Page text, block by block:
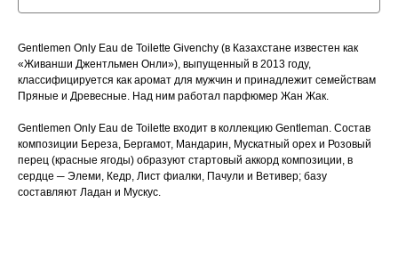
Gentlemen Only Eau de Toilette Givenchy (в Казахстане известен как
«Живанши Джентльмен Онли»), выпущенный в 2013 году,
классифицируется как аромат для мужчин и принадлежит семействам
Пряные и Древесные. Над ним работал парфюмер Жан Жак.
Gentlemen Only Eau de Toilette входит в коллекцию Gentleman. Состав
композиции Береза, Бергамот, Мандарин, Мускатный орех и Розовый
перец (красные ягоды) образуют стартовый аккорд композиции, в
сердце ─ Элеми, Кедр, Лист фиалки, Пачули и Ветивер; базу
составляют Ладан и Мускус.